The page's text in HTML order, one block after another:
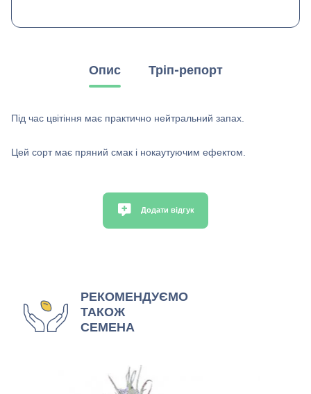
Опис Тріп-репорт
Під час цвітіння має практично нейтральний запах.
Цей сорт має пряний смак і нокаутуючим ефектом.
Додати відгук
РЕКОМЕНДУЄМО
ТАКОЖ
СЕМЕНА